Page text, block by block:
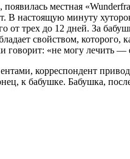
местная
настоящую минуту
трех до 12 дней. За
свойством, которого,
говорит: «не могу лечить —
корреспондент
к бабушке. Бабушка,